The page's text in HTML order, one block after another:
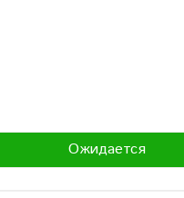
Ожидается